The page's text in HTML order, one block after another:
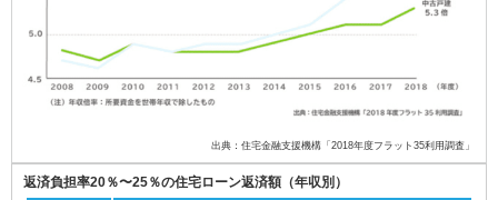
出典：住宅金融支援機構「2018年度フラット35利用調査」
返済負担率20％〜25％の住宅ローン返済額（年収別）